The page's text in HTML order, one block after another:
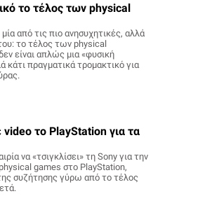
το τέλος των physical
από τις πιο ανησυχητικές, αλλά
το τέλος των physical
είναι απλώς μια «φυσική
κάτι πραγματικά τρομακτικό για
το PlayStation για τα
να «τσιγκλίσει» τη Sony για την
games στο PlayStation,
συζήτησης γύρω από το τέλος